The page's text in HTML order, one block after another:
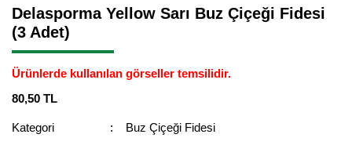
Delasporma Yellow Sarı Buz Çiçeği Fidesi
(3 Adet)
Ürünlerde kullanılan görseller temsilidir.
80,50 TL
Kategori
Buz Çiçeği Fidesi